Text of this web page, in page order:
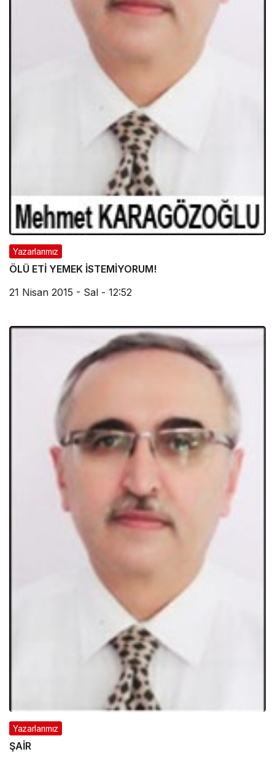
Yazarlarımız
ÖLÜ ETİ YEMEK İSTEMİYORUM!
21 Nisan 2015 - Sal - 12:52
Yazarlarımız
ŞAİR